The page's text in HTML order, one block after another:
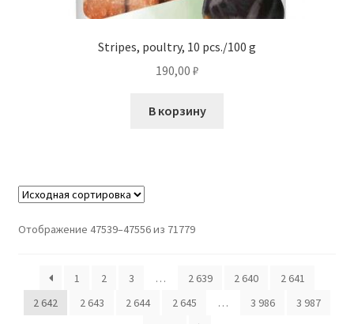
Stripes, poultry, 10 pcs./100 g
190,00 ₽
В корзину
Отображение 47539–47556 из 71779
1 2 3 … 2 639 2 640
2 641
2 642
2 643 2 644 2 645 … 3 986
3 987